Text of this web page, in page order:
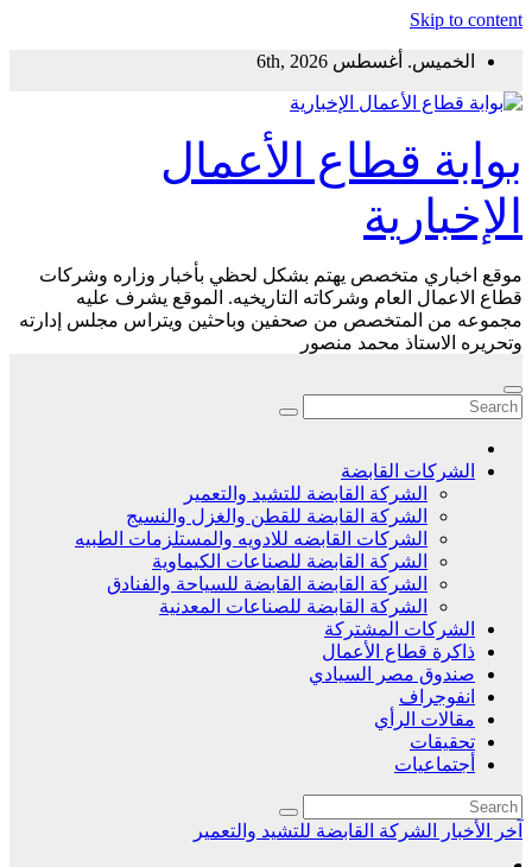
Skip to content
الخميس. أغسطس 6th, 2026
بوابة قطاع الأعمال
الإخبارية
موقع اخباري متخصص يهتم بشكل لحظي بأخبار وزاره وشركات
قطاع الاعمال العام وشركاته التاريخيه. الموقع يشرف عليه
مجموعه من المتخصص من صحفين وباحثين ويتراس مجلس إدارته
وتحريره الاستاذ محمد منصور
الشركات القابضة
الشركة القابضة للتشيد والتعمير
الشركة القابضة للقطن والغزل والنسيج
الشركات القابضه للادويه والمستلزمات الطبيه
الشركة القابضة للصناعات الكيماوية
الشركة القابضة القابضة للسياحة والفنادق
الشركة القابضة للصناعات المعدنية
الشركات المشتركة
ذاكرة قطاع الأعمال
صندوق مصر السيادي
انفوجراف
مقالات الرأي
تحقيقات
أجتماعيات
آخر الأخبار الشركة القابضة للتشيد والتعمير